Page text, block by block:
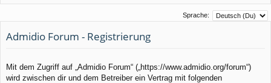
llz
f
el
rie
c
Sprache:
Admidio Forum - Registrierung
Mit dem Zugriff auf „Admidio Forum“ („https://www.admidio.org/forum“)
wird zwischen dir und dem Betreiber ein Vertrag mit folgenden